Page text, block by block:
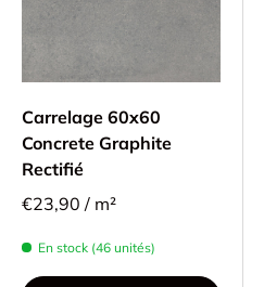
Carrelage 60x60
Concrete Graphite
Rectifié
€23,90 / m²
En stock (46 unités)